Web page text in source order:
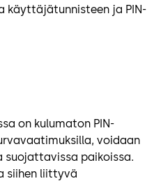
käyttäjätunnisteen ja PIN-
on kulumaton PIN-
voidaan
paikoissa.
siihen liittyvä